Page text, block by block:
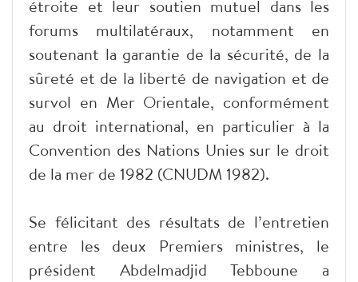
étroite et leur soutien mutuel dans les
forums multilatéraux, notamment en
soutenant la garantie de la sécurité, de la
sûreté et de la liberté de navigation et de
survol en Mer Orientale, conformément
au droit international, en particulier à la
Convention des Nations Unies sur le droit
de la mer de 1982 (CNUDM 1982).
Se félicitant des résultats de l’entretien
entre les deux Premiers ministres, le
président Abdelmadjid Tebboune a